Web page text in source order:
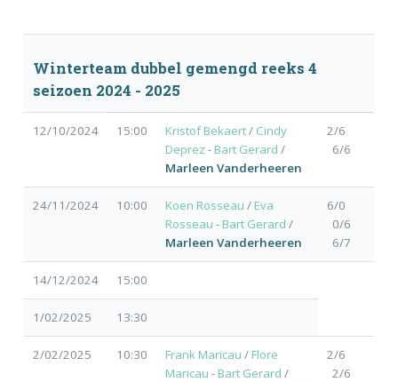
Winterteam dubbel gemengd reeks 4
seizoen 2024 - 2025
12/10/2024 15:00 Kristof Bekaert/ Cindy
Deprez - Bart Gerard /
Marleen Vanderheeren
2/6
6/6
24/11/2024 10:00 Koen Rosseau / Eva
Rosseau - Bart Gerard /
Marleen Vanderheeren
6/0
0/6
6/7
14/12/2024 15:00
1/02/2025 13:30
2/02/2025 10:30 Frank Maricau / Flore
Maricau - Bart Gerard /
2/6
2/6